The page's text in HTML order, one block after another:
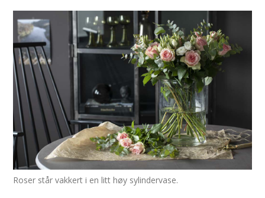
Roser står vakkert i en litt høy sylindervase.